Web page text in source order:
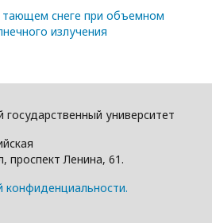
тающем снеге при объемном
излучения
государcтвенный университет
проспект Ленина, 61.
конфиденциальности.